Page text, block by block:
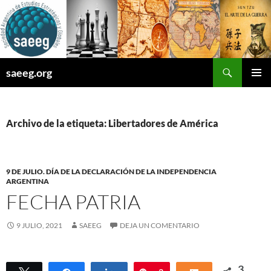
Saltar
al
contenido
saeeg.org
Archivo de la etiqueta: Libertadores de América
9 DE JULIO. DÍA DE LA DECLARACIÓN DE LA INDEPENDENCIA
ARGENTINA
FECHA PATRIA
9 JULIO, 2021 SAEEG DEJA UN COMENTARIO